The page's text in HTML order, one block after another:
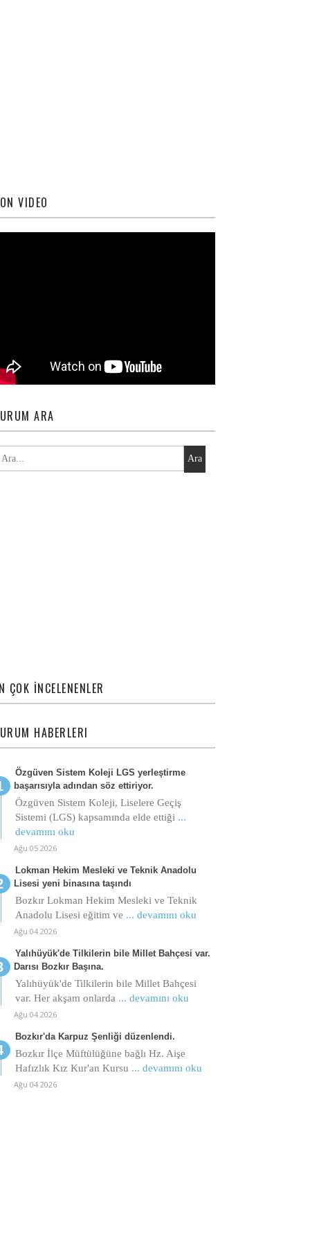
VIDEO
ARA
Ara
ÇOK İNCELENENLER
HABERLERI
Özgüven Sistem Koleji LGS yerleştirme
başarısıyla adından söz ettiriyor.
Özgüven Sistem Koleji, Liselere Geçiş
Sistemi (LGS) kapsamında elde ettiği ...
devamını oku
Ağu 05 2026
Lokman Hekim Mesleki ve Teknik Anadolu
Lisesi yeni binasına taşındı
Bozkır Lokman Hekim Mesleki ve Teknik
Anadolu Lisesi eğitim ve ... devamını oku
Ağu 04 2026
Yalıhüyük'de Tilkilerin bile Millet Bahçesi var.
Darısı Bozkır Başına.
Yalıhüyük'de Tilkilerin bile Millet Bahçesi
var. Her akşam onlarda ... devamını oku
Ağu 04 2026
Bozkır'da Karpuz Şenliği düzenlendi.
Bozkır İlçe Müftülüğüne bağlı Hz. Aişe
Hafızlık Kız Kur'an Kursu ... devamını oku
Ağu 04 2026